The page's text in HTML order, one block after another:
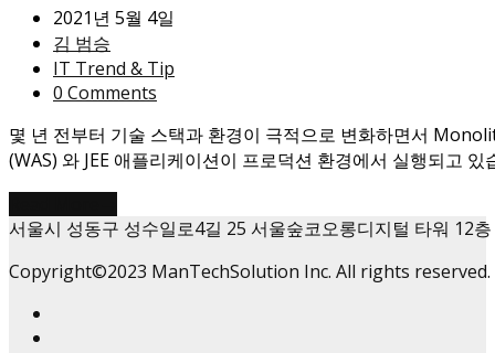
2021년 5월 4일
김 범승
IT Trend & Tip
0 Comments
몇 년 전부터 기술 스택과 환경이 극적으로 변화하면서
(WAS) 와 JEE 애플리케이션이 프로덕션 환경에서 실행되고
서울시 성동구 성수일로4길 25 서울숲코오롱디지털 타워 12층
Copyright©2023 ManTechSolution Inc. All rights reserved.